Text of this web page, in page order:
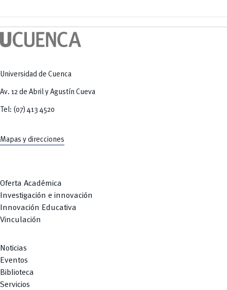
Universidad de Cuenca
Av. 12 de Abril y Agustín Cueva
Tel: (07) 413 4520
Mapas y direcciones
Oferta Académica
Investigación e innovación
Innovación Educativa
Vinculación
Noticias
Eventos
Biblioteca
Servicios